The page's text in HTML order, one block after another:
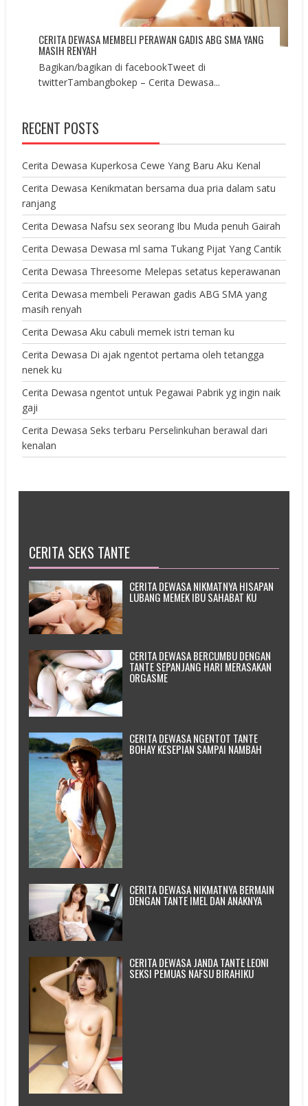
CERITA DEWASA MEMBELI PERAWAN GADIS ABG SMA YANG
MASIH RENYAH
Bagikan/bagikan di facebookTweet di
twitterTambangbokep – Cerita Dewasa...
RECENT POSTS
Cerita Dewasa Kuperkosa Cewe Yang Baru Aku Kenal
Cerita Dewasa Kenikmatan bersama dua pria dalam satu
ranjang
Cerita Dewasa Nafsu sex seorang Ibu Muda penuh Gairah
Cerita Dewasa Dewasa ml sama Tukang Pijat Yang Cantik
Cerita Dewasa Threesome Melepas setatus keperawanan
Cerita Dewasa membeli Perawan gadis ABG SMA yang
masih renyah
Cerita Dewasa Aku cabuli memek istri teman ku
Cerita Dewasa Di ajak ngentot pertama oleh tetangga
nenek ku
Cerita Dewasa ngentot untuk Pegawai Pabrik yg ingin naik
gaji
Cerita Dewasa Seks terbaru Perselinkuhan berawal dari
kenalan
CERITA SEKS TANTE
CERITA DEWASA NIKMATNYA HISAPAN
LUBANG MEMEK IBU SAHABAT KU
CERITA DEWASA BERCUMBU DENGAN
TANTE SEPANJANG HARI MERASAKAN
ORGASME
CERITA DEWASA NGENTOT TANTE
BOHAY KESEPIAN SAMPAI NAMBAH
CERITA DEWASA NIKMATNYA BERMAIN
DENGAN TANTE IMEL DAN ANAKNYA
CERITA DEWASA JANDA TANTE LEONI
SEKSI PEMUAS NAFSU BIRAHIKU